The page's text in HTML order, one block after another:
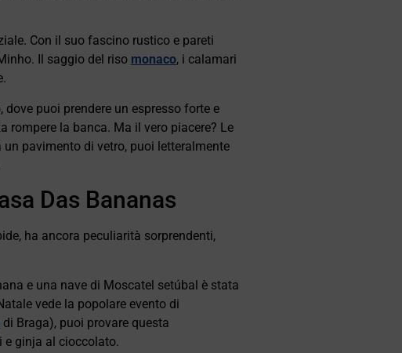
Con il suo fascino rustico e pareti
Il saggio del riso monaco, i calamari
puoi prendere un espresso forte e
rompere la banca. Ma il vero piacere? Le
pavimento di vetro, puoi letteralmente
Das Bananas
ha ancora peculiarità sorprendenti,
e una nave di Moscatel setúbal è stata
vede la popolare evento di
di Braga), puoi provare questa
e ginja al cioccolato.